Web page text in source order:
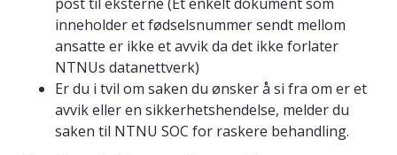
inneholder et fødselsnummer sendt mellom
ansatte er ikke et avvik da det ikke forlater
NTNUs datanettverk)
Er du i tvil om saken du ønsker å si fra om er et
avvik eller en sikkerhetshendelse, melder du
saken til NTNU SOC for raskere behandling.